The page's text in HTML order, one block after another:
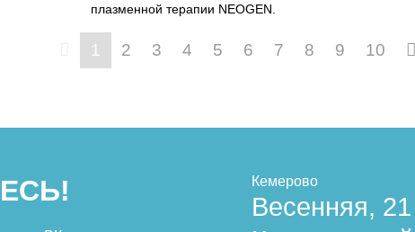
плазменной терапии NEOGEN.
1 2 3 4 5 6 7 8 9 10
Кемерово
Весенняя, 21